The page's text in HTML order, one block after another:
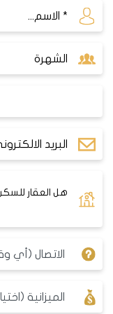
عنتاب وغيرها تكون
كإسطنبول الشهيرة
أسعار الشقق
كما ذكرنا سابقاً
وتعددها ولم نذكر
الأمر واختيار ما
وبشكلٍ عام ما زالت
وإن أردت البحث
اخترت مكاناً
وأشهرها وقد تجد
ولكنك لن تجد نفس